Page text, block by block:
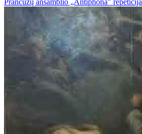
Prancūzų ansamblio „Antiphona" repeticija